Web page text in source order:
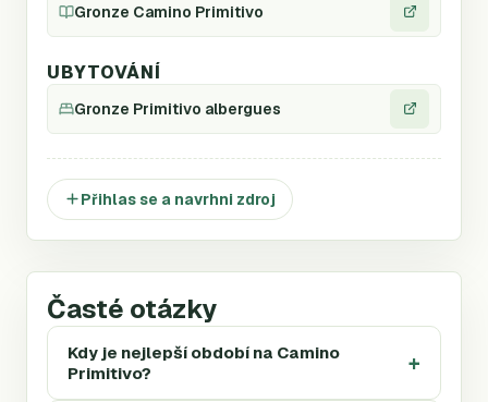
Gronze Camino Primitivo
UBYTOVÁNÍ
Gronze Primitivo albergues
Přihlas se a navrhni zdroj
Časté otázky
Kdy je nejlepší období na Camino
Primitivo?